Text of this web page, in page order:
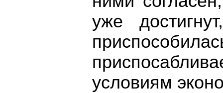
уже
условиям